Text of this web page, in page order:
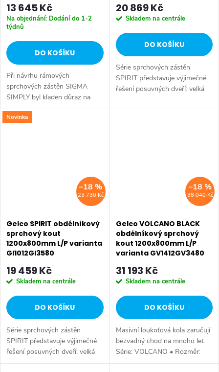
13 645 Kč
Na objednání: Dodání do 1-2
týdnů
DO KOŠÍKU
Při návrhu rámových
sprchových zástěn SIGMA
SIMPLY byl kladen důraz na
eleganci, funkčnost a zejména
snadnou a rychlou instalaci.
20 869 Kč
Skladem na centrále
DO KOŠÍKU
Série sprchových zástěn
SPIRIT představuje výjimečné
řešení posuvných dveří: velká
vodícím profilu, který zároveň
Novinka
23 730 Kč
–18 %
Gelco SPIRIT obdélníkový
sprchový kout
1200x800mm L/P varianta
GI1012GI3580
19 459 Kč
Skladem na centrále
DO KOŠÍKU
Série sprchových zástěn
SPIRIT představuje výjimečné
řešení posuvných dveří: velká
kola se pohybují po spodním
38 040 Kč
–18 %
Gelco VOLCANO BLACK
obdélníkový sprchový
kout 1200x800mm L/P
varianta GV1412GV3480
31 193 Kč
Skladem na centrále
DO KOŠÍKU
Masivní loukoťová kola zaručují
bezvadný chod na mnoho let.
Série: VOLCANO • Rozměr:
120x80 cm • Šířka: 1200 mm •